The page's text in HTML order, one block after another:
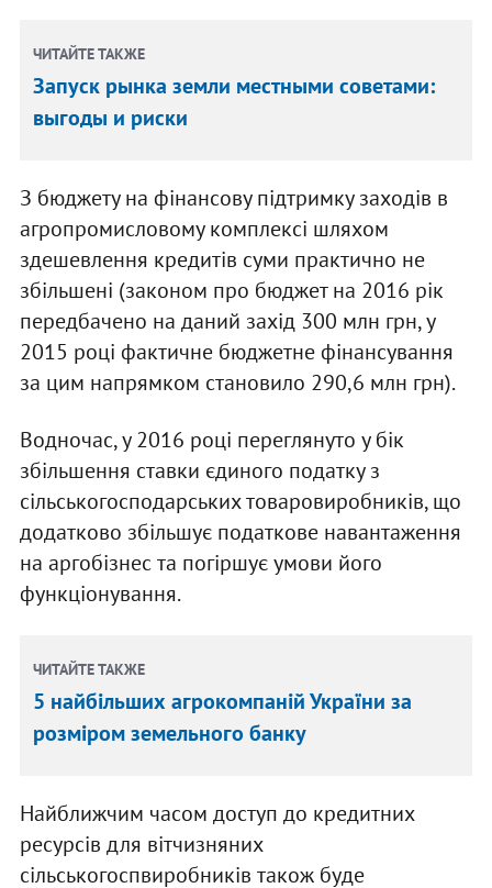
ЧИТАЙТЕ ТАКЖЕ
Запуск рынка земли местными советами:
выгоды и риски
З бюджету на фінансову підтримку заходів в
агропромисловому комплексі шляхом
здешевлення кредитів суми практично не
збільшені (законом про бюджет на 2016 рік
передбачено на даний захід 300 млн грн, у
2015 році фактичне бюджетне фінансування
за цим напрямком становило 290,6 млн грн).
Водночас, у 2016 році переглянуто у бік
збільшення ставки єдиного податку з
сільськогосподарських товаровиробників, що
додатково збільшує податкове навантаження
на аргобізнес та погіршує умови його
функціонування.
ЧИТАЙТЕ ТАКЖЕ
5 найбільших агрокомпаній України за
розміром земельного банку
Найближчим часом доступ до кредитних
ресурсів для вітчизняних
сільськогоспвиробників також буде